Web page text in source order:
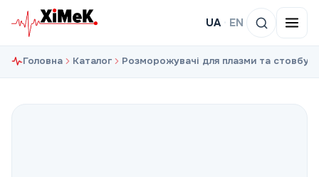
UA · EN
Головна Каталог Розморожувачі для плазми та